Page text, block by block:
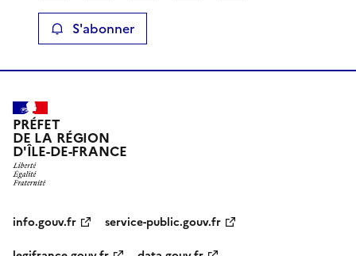
S'abonner
PRÉFET
DE LA RÉGION
D'ÎLE-DE-FRANCE
info.gouv.fr
service-public.gouv.fr